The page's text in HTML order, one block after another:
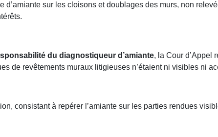
d’amiante sur les cloisons et doublages des murs, non
du diagnostiqueur d’amiante, la Cour d’Appel
de revêtements muraux litigieuses n’étaient ni visibles ni
consistant à repérer l’amiante sur les parties rendues